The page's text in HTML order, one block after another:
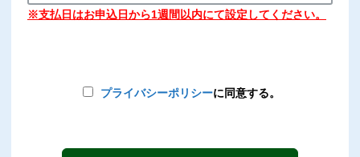
※支払日はお申込日から1週間以内にて設定してください。
プライバシーポリシーに同意する。